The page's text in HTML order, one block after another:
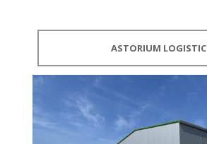
ASTORIUM LOGISTIC